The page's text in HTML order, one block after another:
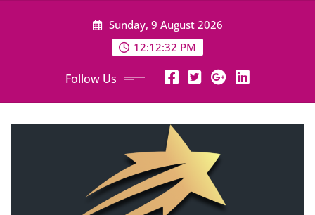
Sunday, 9 August 2026
12:12:34 PM
Follow Us